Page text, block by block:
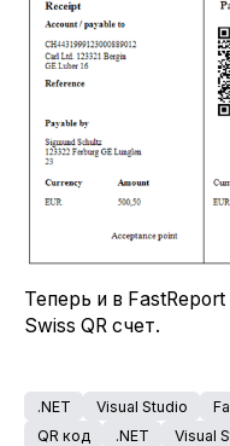
Теперь и в
Swiss QR счет.
.NET Visual Studio
QR код
.NET Visual